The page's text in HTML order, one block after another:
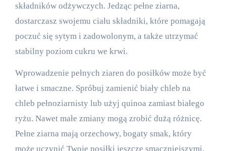
składników odżywczych. Jedząc pełne ziarna,
dostarczasz swojemu ciału składniki, które pomagają
poczuć się sytym i zadowolonym, a także utrzymać
stabilny poziom cukru we krwi.
Wprowadzenie pełnych ziaren do posiłków może być
łatwe i smaczne. Spróbuj zamienić biały chleb na
chleb pełnoziarnisty lub użyj quinoa zamiast białego
ryżu. Nawet małe zmiany mogą zrobić dużą różnicę.
Pełne ziarna mają orzechowy, bogaty smak, który
może uczynić Twoje posiłki jeszcze smaczniejszymi.